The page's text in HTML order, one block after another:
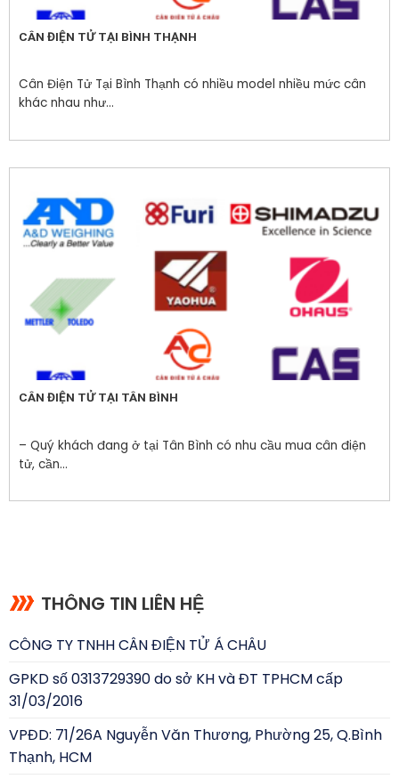
CÂN ĐIỆN TỬ TẠI BÌNH THẠNH
Cân Điện Tử Tại Bình Thạnh có nhiều model nhiều mức cân
khác nhau như...
CÂN ĐIỆN TỬ TẠI TÂN BÌNH
– Quý khách đang ở tại Tân Bình có nhu cầu mua cân điện
tử, cần...
THÔNG TIN LIÊN HỆ
CÔNG TY TNHH CÂN ĐIỆN TỬ Á CHÂU
GPKD số 0313729390 do sở KH và ĐT TPHCM cấp
31/03/2016
VPĐD: 71/26A Nguyễn Văn Thương, Phường 25, Q.Bình
Thạnh, HCM